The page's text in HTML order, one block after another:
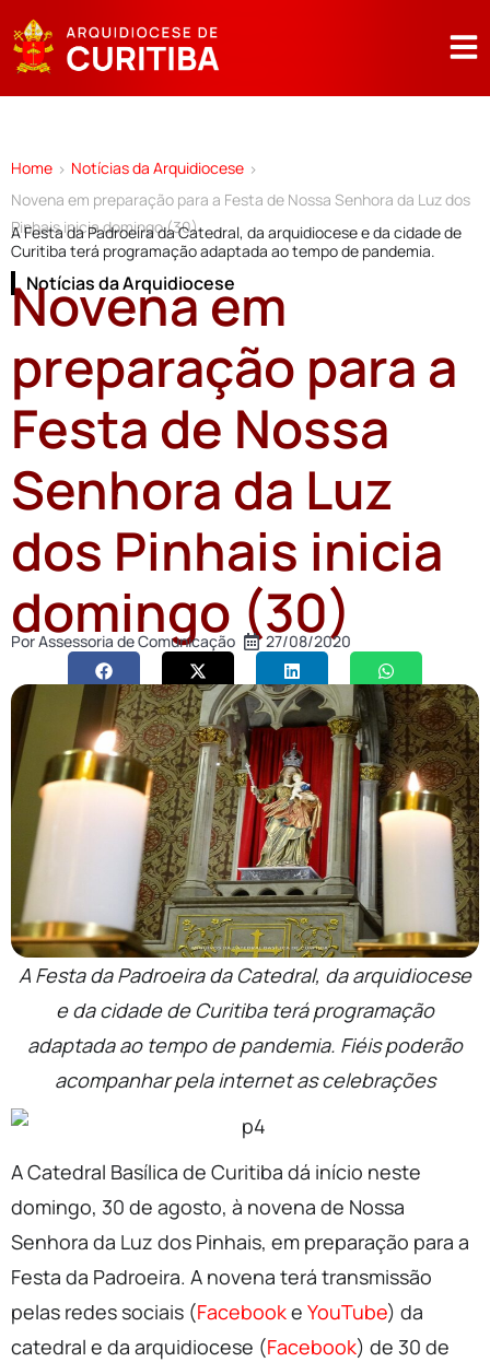
Home > Notícias da Arquidiocese >
Novena em preparação para a Festa de Nossa Senhora da Luz dos
Pinhais inicia domingo (30)
A Festa da Padroeira da Catedral, da arquidiocese e da cidade de
Curitiba terá programação adaptada ao tempo de pandemia.
Notícias da Arquidiocese
Novena em
preparação para a
Festa de Nossa
Senhora da Luz
dos Pinhais inicia
domingo (30)
PorAssessoria de Comunicação 27/08/2020
A Festa da Padroeira da Catedral, da arquidiocese
e da cidade de Curitiba terá programação
adaptada ao tempo de pandemia. Fiéis poderão
acompanhar pela internet as celebrações
A Catedral Basílica de Curitiba dá início neste
domingo, 30 de agosto, à novena de Nossa
Senhora da Luz dos Pinhais, em preparação para a
Festa da Padroeira. A novena terá transmissão
pelas redes sociais (Facebooke YouTube) da
catedral e da arquidiocese (Facebook) de 30 de